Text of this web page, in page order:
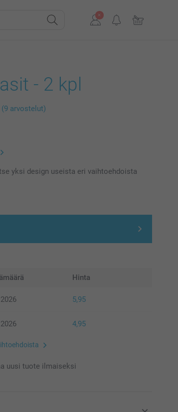
- 2 kpl
(9 arvostelut)
yksi design useista eri vaihtoehdoista
Hinta
5,95
4,95
uusi tuote ilmaiseksi